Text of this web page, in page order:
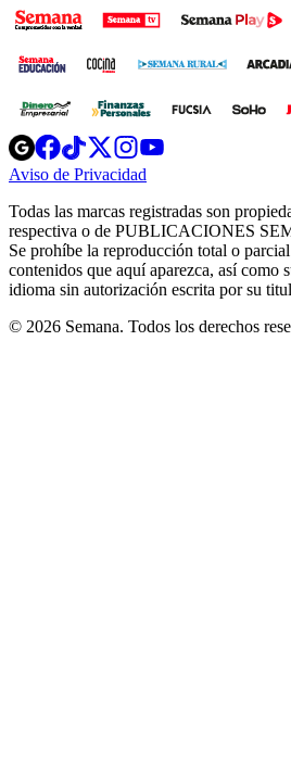
Opens
in
new
Opens
in
new
Opens
in
new
window
Opens
new
windowwindow
Aviso de Privacidad
new
window
Todas las marcas registradas son
respectiva o de PUBLICACIONES
Se prohíbe la reproducción total o
contenidos que aquí aparezca, así como
idioma sin autorización escrita por su
© 2026 Semana. Todos los derechos